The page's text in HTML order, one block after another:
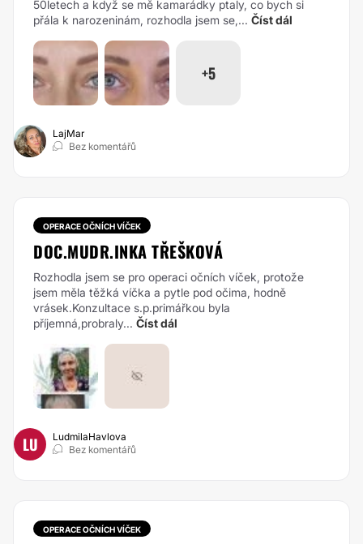
50letech a když se mě kamarádky ptaly, co bych si
přála k narozeninám, rozhodla jsem se,... Číst dál
+5
LajMar
Bez komentářů
OPERACE OČNÍCH VÍČEK
DOC.MUDR.INKA TŘEŠKOVÁ
Rozhodla jsem se pro operaci očních víček, protože
jsem měla těžká víčka a pytle pod očima, hodně
vrásek.Konzultace s.p.primářkou byla
příjemná,probraly... Číst dál
LU
LudmilaHavlova
Bez komentářů
OPERACE OČNÍCH VÍČEK